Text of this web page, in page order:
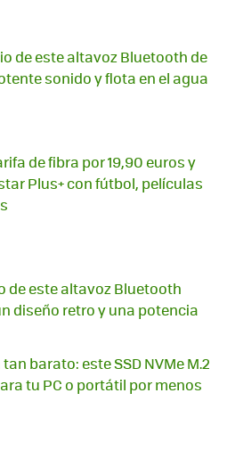
de este altavoz Bluetooth de
sonido y flota en el agua
de fibra por 19,90 euros y
Plus+ con fútbol, películas
de este altavoz Bluetooth
diseño retro y una potencia
barato: este SSD NVMe M.2
tu PC o portátil por menos